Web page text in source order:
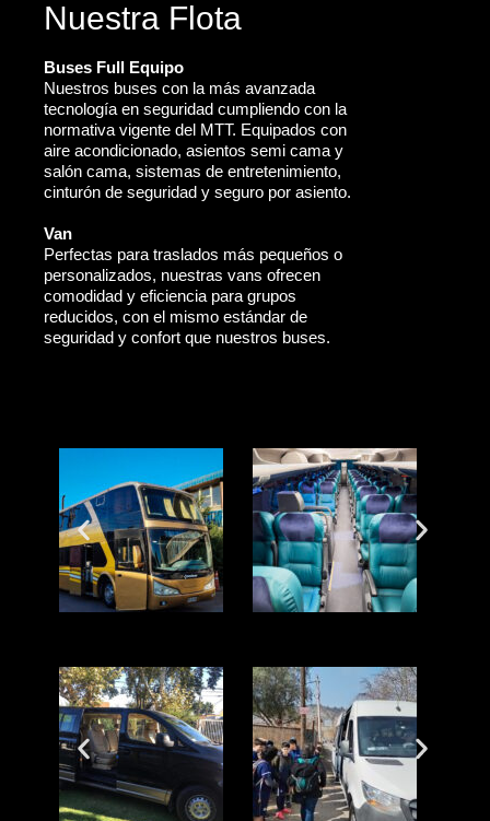
Nuestra Flota
Buses Full Equipo
Nuestros buses con la más avanzada
tecnología en seguridad cumpliendo con la
normativa vigente del MTT. Equipados con
aire acondicionado, asientos semi cama y
salón cama, sistemas de entretenimiento,
cinturón de seguridad y seguro por asiento.
Van
Perfectas para traslados más pequeños o
personalizados, nuestras vans ofrecen
comodidad y eficiencia para grupos
reducidos, con el mismo estándar de
seguridad y confort que nuestros buses.